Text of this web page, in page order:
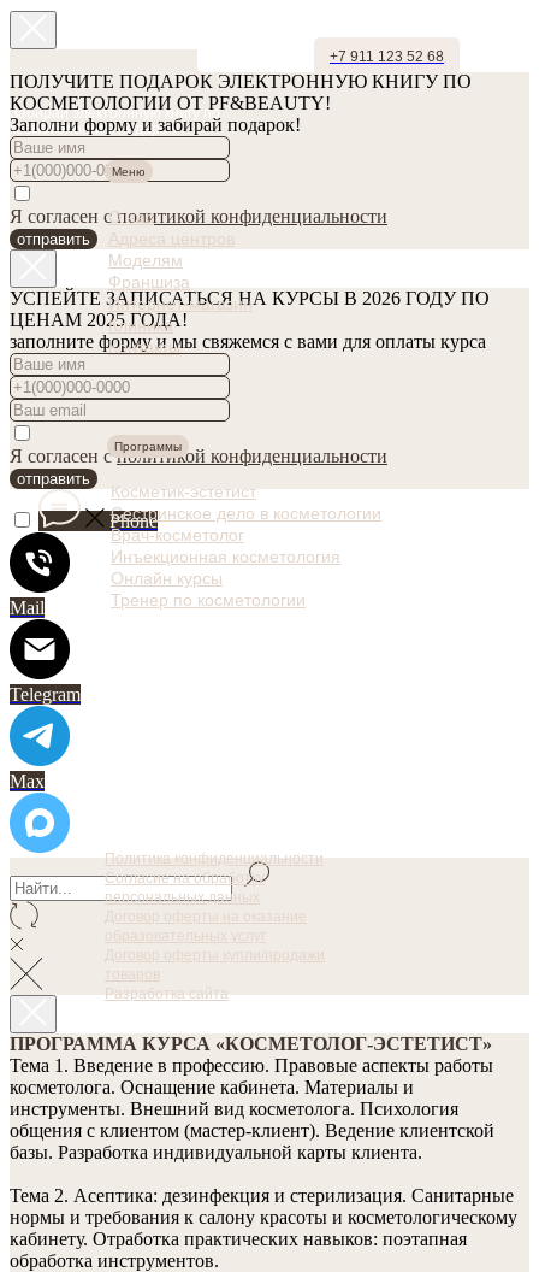
+7 911 123 52 68
Забирай электронную книгу по
косметологии в подарок!
ПОЛУЧИТЕ ПОДАРОК ЭЛЕКТРОННУЮ КНИГУ ПО
КОСМЕТОЛОГИИ ОТ PF&BEAUTY!
Заполни форму и забирай подарок!
Я согласен сполитикой конфиденциальности
отправить
УСПЕЙТЕ ЗАПИСАТЬСЯ НА КУРСЫ В 2026 ГОДУ ПО
ЦЕНАМ 2025 ГОДА!
заполните форму и мы свяжемся с вами для оплаты курса
Я согласен сполитикой конфиденциальности
отправить
Phone
Mail
Telegram
Max
ПРОГРАММА КУРСА «КОСМЕТОЛОГ-ЭСТЕТИСТ»
Тема 1. Введение в профессию. Правовые аспекты работы
косметолога. Оснащение кабинета. Материалы и
инструменты. Внешний вид косметолога. Психология
общения с клиентом (мастер-клиент). Ведение клиентской
базы. Разработка индивидуальной карты клиента.
Тема 2. Асептика: дезинфекция и стерилизация. Санитарные
нормы и требования к салону красоты и косметологическому
кабинету. Отработка практических навыков: поэтапная
обработка инструментов.
Политика конфиденциальности
Согласие на обработку
персональных данных
Договор оферты на оказание
образовательных услуг
Договор оферты купли/продажи
товаров
Разработка сайта
Меню
О нас
Адреса центров
Моделям
Франшиза
Интернет-магазин
Клиника
Контакты
Программы
Косметик-эстетист
Сестринское дело в косметологии
Врач-косметолог
Инъекционная косметология
Онлайн курсы
Тренер по косметологии